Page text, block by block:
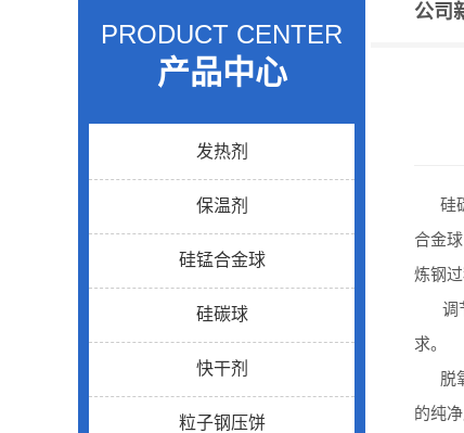
PRODUCT CENTER
产品中心
发热剂
保温剂
硅锰合金球
硅碳球
快干剂
粒子钢压饼
公司
硅碳
合金
炼钢
调节
求。
脱氧
的纯